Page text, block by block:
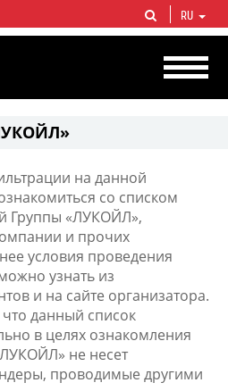
интегрированных
долю которой приходится более 2%
доказанных запасов углеводородов.
RU
на данной
со списком
Группы «ЛУКОЙЛ»,
и прочих
условия проведения
узнать из
и на сайте организатора.
данный список
в целях ознакомления
не несет
проводимые другими